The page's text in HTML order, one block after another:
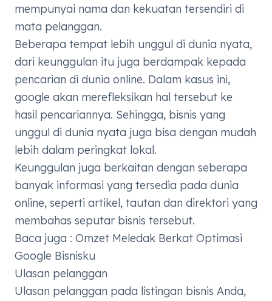
mempunyai nama dan kekuatan tersendiri di
mata pelanggan.
Beberapa tempat lebih unggul di dunia nyata,
dari keunggulan itu juga berdampak kepada
pencarian di dunia online. Dalam kasus ini,
google akan merefleksikan hal tersebut ke
hasil pencariannya. Sehingga, bisnis yang
unggul di dunia nyata juga bisa dengan mudah
lebih dalam peringkat lokal.
Keunggulan juga berkaitan dengan seberapa
banyak informasi yang tersedia pada dunia
online, seperti artikel, tautan dan direktori yang
membahas seputar bisnis tersebut.
Baca juga : Omzet Meledak Berkat Optimasi
Google Bisnisku
Ulasan pelanggan
Ulasan pelanggan pada listingan bisnis Anda,